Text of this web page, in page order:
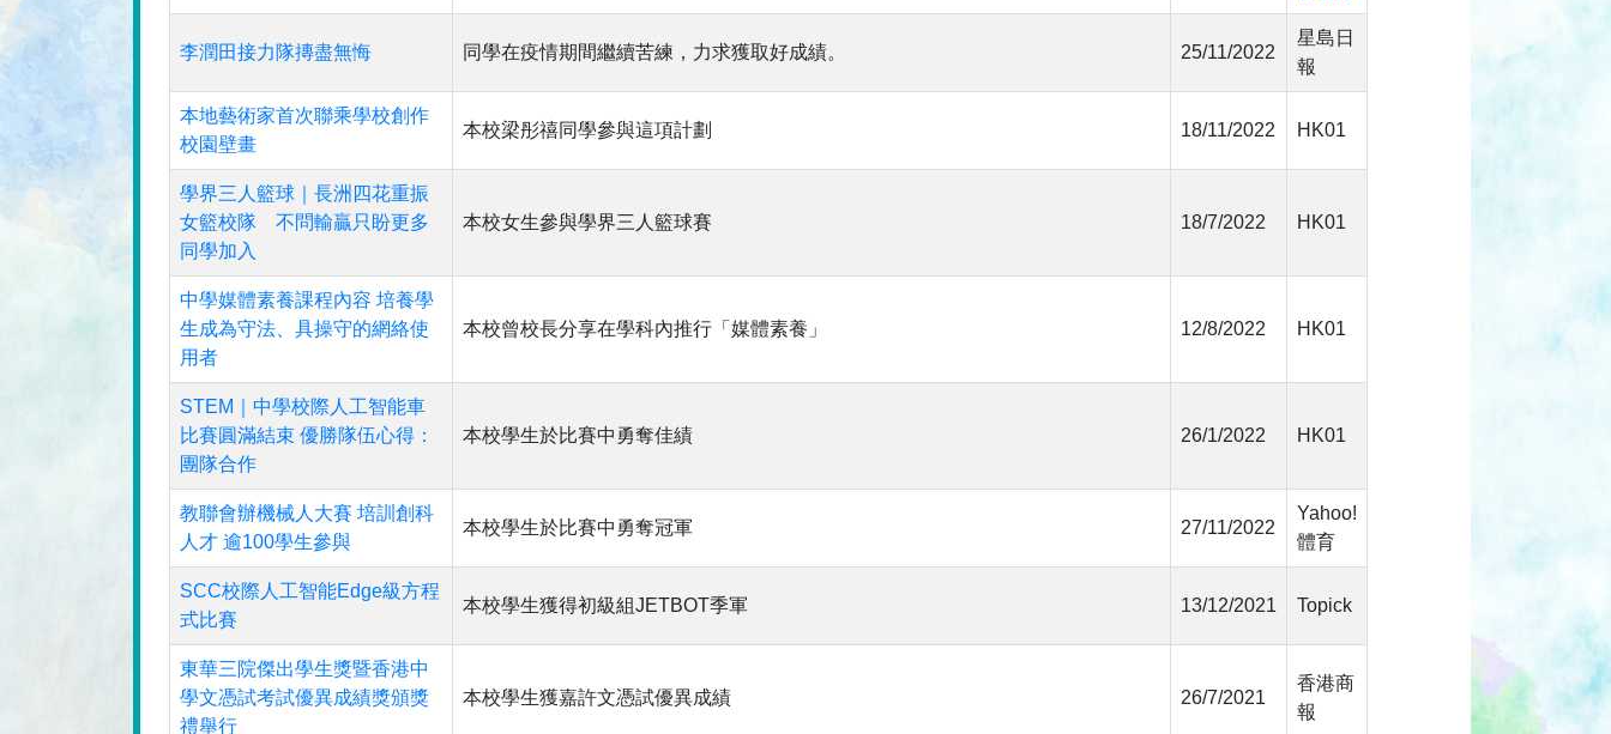
李潤田接力隊摶盡無悔 同學在疫情期間繼續苦練，力求獲取好成績。 25/11/2022
星島日
報
本地藝術家首次聯乘學校創作
校園壁畫
本校梁彤禧同學參與這項計劃 18/11/2022 HK01
學界三人籃球｜長洲四花重振
女籃校隊 不問輸贏只盼更多
同學加入
本校女生參與學界三人籃球賽 18/7/2022 HK01
中學媒體素養課程內容 培養學
生成為守法、具操守的網絡使
用者
本校曾校長分享在學科內推行「媒體素養」 12/8/2022 HK01
STEM｜中學校際人工智能車
比賽圓滿結束 優勝隊伍心得：
團隊合作
本校學生於比賽中勇奪佳績 26/1/2022 HK01
教聯會辦機械人大賽 培訓創科
人才 逾100學生參與
本校學生於比賽中勇奪冠軍 27/11/2022
Yahoo!
體育
SCC校際人工智能Edge級方程
式比賽
本校學生獲得初級組JETBOT季軍 13/12/2021 Topick
東華三院傑出學生獎暨香港中
學文憑試考試優異成績獎頒獎
禮舉行
本校學生獲嘉許文憑試優異成績 26/7/2021
香港商
報